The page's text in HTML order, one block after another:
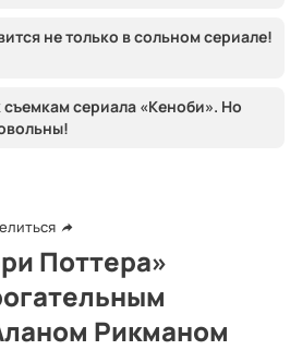
не только в сольном сериале!
съемкам сериала «Кеноби». Но
Поттера»
Рикманом